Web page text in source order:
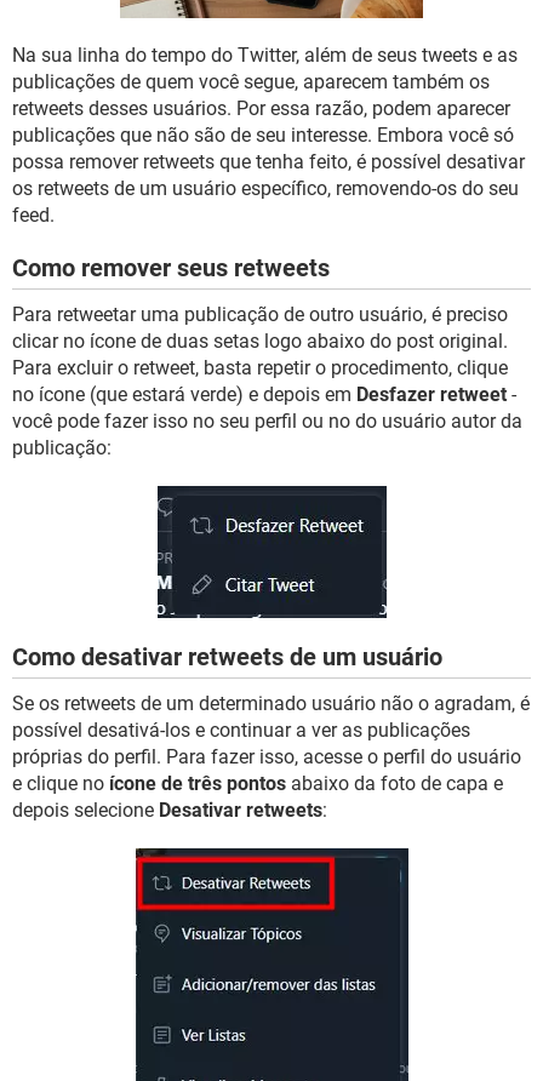
Na sua linha do tempo do Twitter, além de seus tweets e as
publicações de quem você segue, aparecem também os
retweets desses usuários. Por essa razão, podem aparecer
publicações que não são de seu interesse. Embora você só
possa remover retweets que tenha feito, é possível desativar
os retweets de um usuário específico, removendo-os do seu
feed.
Como remover seus retweets
Para retweetar uma publicação de outro usuário, é preciso
clicar no ícone de duas setas logo abaixo do post original.
Para excluir o retweet, basta repetir o procedimento, clique
no ícone (que estará verde) e depois em Desfazer retweet -
você pode fazer isso no seu perfil ou no do usuário autor da
publicação:
Como desativar retweets de um usuário
Se os retweets de um determinado usuário não o agradam, é
possível desativá-los e continuar a ver as publicações
próprias do perfil. Para fazer isso, acesse o perfil do usuário
e clique no ícone de três pontos abaixo da foto de capa e
depois selecione Desativar retweets: